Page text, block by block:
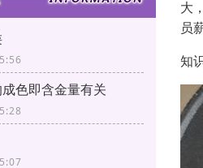
色即含金量有关
大
员
知